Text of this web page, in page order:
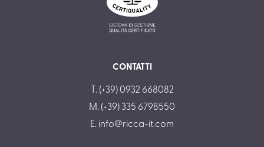
CONTATTI
T. (+39) 0932 668082
M. (+39) 335 6798550
E. info@ricca-it.com